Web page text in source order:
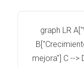
graph LR
mejora"] C -->